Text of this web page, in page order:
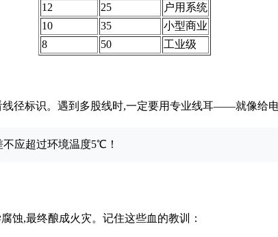
12
25
户用系统
10
35
小型商业
8
50 工业级
线径标识。遇到多股线时,一定要用专业线耳——就像给电
应超过环境温度5℃！
蚀,最终酿成火灾。记住这些血的教训：